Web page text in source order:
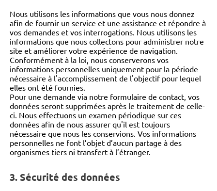
Nous utilisons les informations que vous nous donnez
afin de fournir un service et une assistance et répondre à
vos demandes et vos interrogations. Nous utilisons les
informations que nous collectons pour administrer notre
site et améliorer votre expérience de navigation.
Conformément à la loi, nous conserverons vos
informations personnelles uniquement pour la période
nécessaire à l'accomplissement de l'objectif pour lequel
elles ont été fournies.
Pour une demande via notre formulaire de contact, vos
données seront supprimées après le traitement de celle-
ci. Nous effectuons un examen périodique sur ces
données afin de nous assurer qu'il est toujours
nécessaire que nous les conservions. Vos informations
personnelles ne font l’objet d’aucun partage à des
organismes tiers ni transfert à l’étranger.
3. Sécurité des données